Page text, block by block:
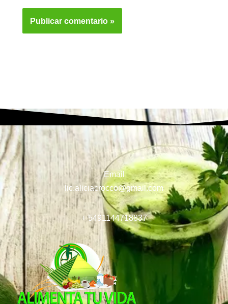
Email
lic.aliciacrocco@gmail.com
+ 5491144718837